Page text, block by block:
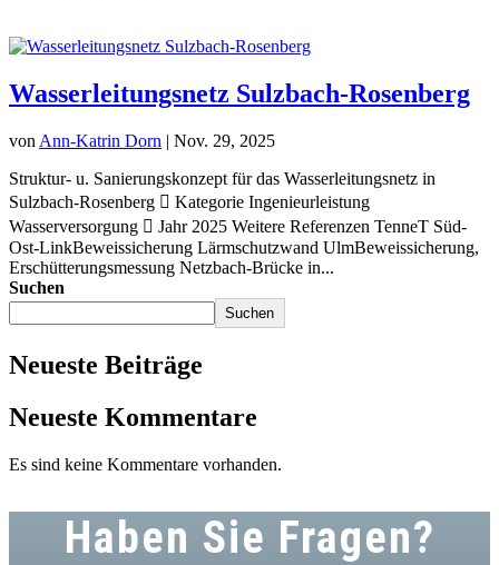
Wasserleitungsnetz Sulzbach-Rosenberg
von Ann-Katrin Dorn | Nov. 29, 2025
Struktur- u. Sanierungskonzept für das Wasserleitungsnetz in
Sulzbach-Rosenberg  Kategorie Ingenieurleistung
Wasserversorgung  Jahr 2025 Weitere Referenzen TenneT Süd-
Ost-LinkBeweissicherung Lärmschutzwand UlmBeweissicherung,
Erschütterungsmessung Netzbach-Brücke in...
Suchen
Suchen
Neueste Beiträge
Neueste Kommentare
Es sind keine Kommentare vorhanden.
Haben Sie Fragen?